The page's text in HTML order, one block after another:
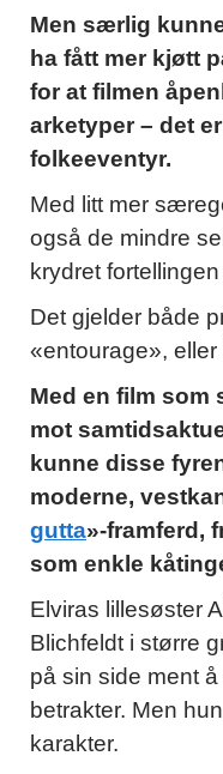
Men særlig
ha fått mer kjøtt
for at filmen
arketyper – det
folkeeventyr.
Med litt mer
også de mindre
krydret fortellingen
Det gjelder både
«entourage»,
Med en film som
mot
kunne disse
moderne,
gutta»-framferd,
som enkle
Elviras lillesøster
Blichfeldt i større
på sin side ment
betrakter. Men
karakter.